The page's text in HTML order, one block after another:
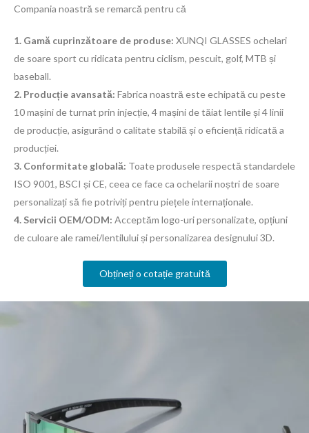
Compania noastră se remarcă pentru că
1. Gamă cuprinzătoare de produse: XUNQI GLASSES ochelari
de soare sport cu ridicata pentru ciclism, pescuit, golf, MTB și
baseball.
2. Producție avansată: Fabrica noastră este echipată cu peste
10 mașini de turnat prin injecție, 4 mașini de tăiat lentile și 4 linii
de producție, asigurând o calitate stabilă și o eficiență ridicată a
producției.
3. Conformitate globală: Toate produsele respectă standardele
ISO 9001, BSCI și CE, ceea ce face ca ochelarii noștri de soare
personalizați să fie potriviți pentru piețele internaționale.
4. Servicii OEM/ODM: Acceptăm logo-uri personalizate, opțiuni
de culoare ale ramei/lentilului și personalizarea designului 3D.
Obțineți o cotație gratuită